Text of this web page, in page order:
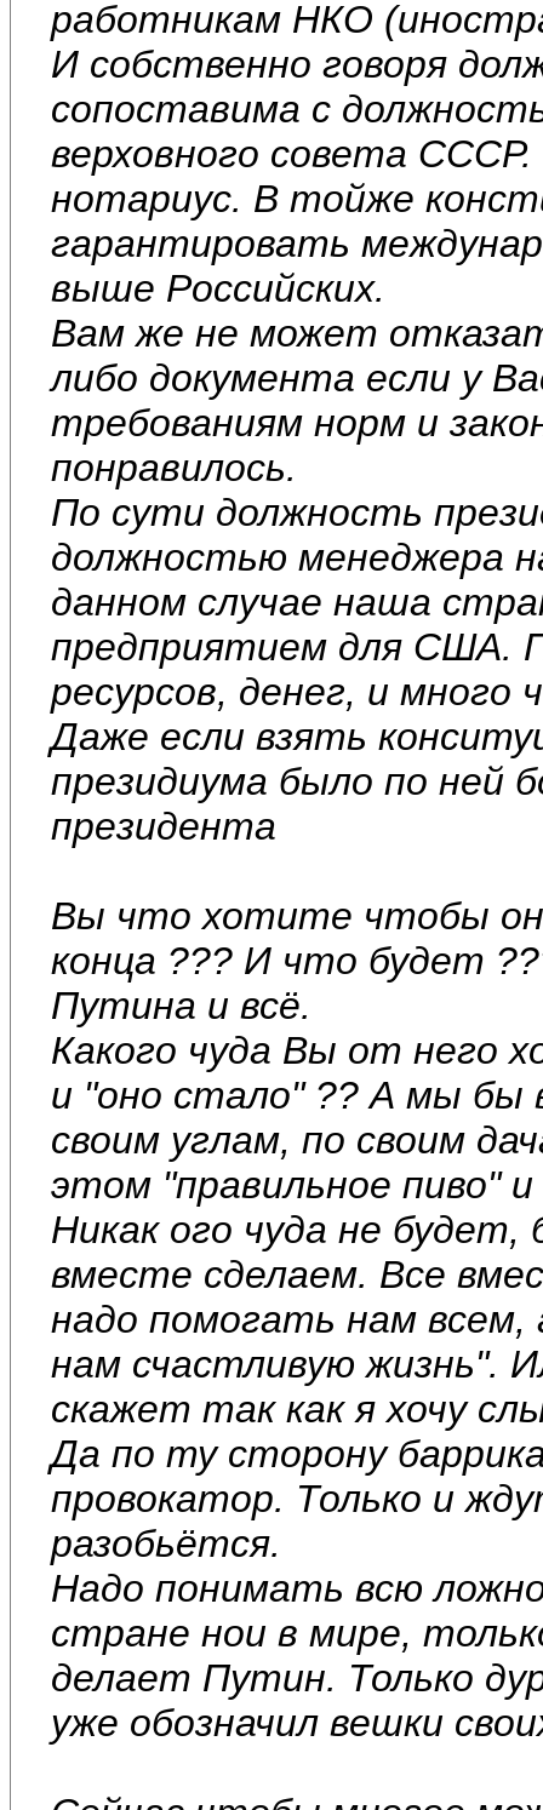
работникам НКО
И собственно говоря
сопоставима с
верховного совета
нотариус. В тойже
гарантировать
выше Российских.
Вам же не может
либо документа если у
требованиям норм и
понравилось.
По сути должность
должностью менеджера
данном случае наша
предприятием для США.
ресурсов, денег, и много
Даже если взять
президиума было по ней
президента
Вы что хотите чтобы он
конца ??? И что будет
Путина и всё.
Какого чуда Вы от него
и "оно стало" ?? А мы бы
своим углам, по своим
этом "правильное пиво"
Никак ого чуда не
вместе сделаем. Все
надо помогать нам всем,
нам счастливую жизнь".
скажет так как я хочу
Да по ту сторону
провокатор. Только и
разобьётся.
Надо понимать всю
стране нои в мире,
делает Путин. Только
уже обозначил вешки